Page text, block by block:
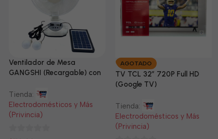
Ventilador de Mesa
GANGSHI (Recargable) con
Tienda:
Electrodomésticos y Más
(Privincia)
AGOTADO
TV TCL 32” 720P Full HD
(Google TV)
Tienda:
Electrodomésticos y Más
(Privincia)